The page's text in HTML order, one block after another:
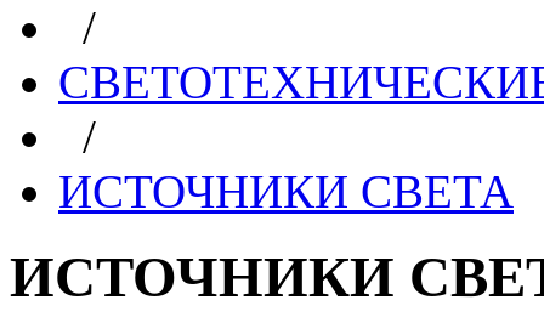
/
/
ИСТОЧНИКИ СВЕТА
ИСТОЧНИКИ